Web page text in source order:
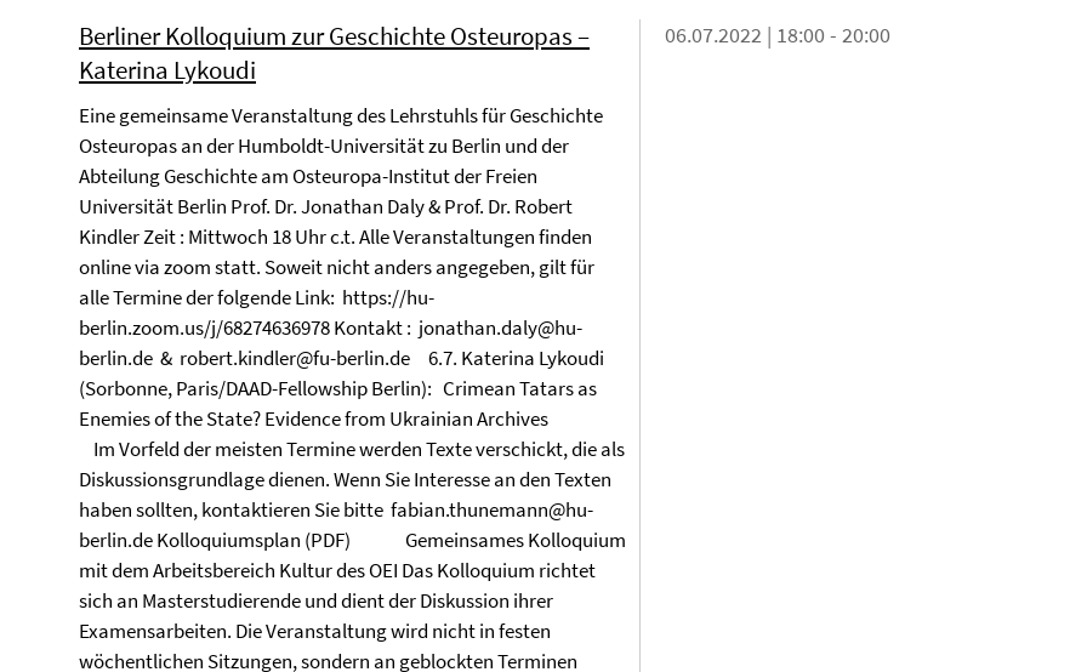
Berliner Kolloquium zur Geschichte Osteuropas –
Katerina Lykoudi
Eine gemeinsame Veranstaltung des Lehrstuhls für Geschichte
Osteuropas an der Humboldt-Universität zu Berlin und der
Abteilung Geschichte am Osteuropa-Institut der Freien
Universität Berlin Prof. Dr. Jonathan Daly & Prof. Dr. Robert
Kindler Zeit : Mittwoch 18 Uhr c.t. Alle Veranstaltungen finden
online via zoom statt. Soweit nicht anders angegeben, gilt für
alle Termine der folgende Link: https://hu-
berlin.zoom.us/j/68274636978 Kontakt : jonathan.daly@hu-
berlin.de & robert.kindler@fu-berlin.de 6.7. Katerina Lykoudi
(Sorbonne, Paris/DAAD-Fellowship Berlin): Crimean Tatars as
Enemies of the State? Evidence from Ukrainian Archives
Im Vorfeld der meisten Termine werden Texte verschickt, die als
Diskussionsgrundlage dienen. Wenn Sie Interesse an den Texten
haben sollten, kontaktieren Sie bitte fabian.thunemann@hu-
berlin.de Kolloquiumsplan (PDF) Gemeinsames Kolloquium
mit dem Arbeitsbereich Kultur des OEI Das Kolloquium richtet
sich an Masterstudierende und dient der Diskussion ihrer
Examensarbeiten. Die Veranstaltung wird nicht in festen
wöchentlichen Sitzungen, sondern an geblockten Terminen
06.07.2022 | 18:00 - 20:00